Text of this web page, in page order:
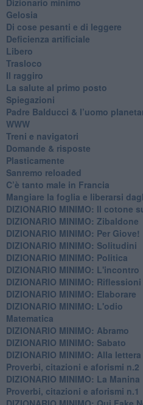
Gelosia
Di cose pesanti e di leggere
​Deficienza artificiale
Libero
Trasloco
Il raggiro
​La salute al primo posto
Spiegazioni
Padre Balducci & l’uomo
WWW
​Treni e navigatori
​Domande & risposte
​Plasticamente
Sanremo reloaded
C’è tanto male in Francia
​Mangiare la foglia e liberarsi
DIZIONARIO MINIMO: Il cotone
DIZIONARIO MINIMO: Zibaldone
DIZIONARIO MINIMO: Per Giove!
DIZIONARIO MINIMO: Solitudini
DIZIONARIO MINIMO: Politica
DIZIONARIO MINIMO: L'incontro
DIZIONARIO MINIMO:
DIZIONARIO MINIMO: Elaborare
DIZIONARIO MINIMO: L'odio
​Matematica
DIZIONARIO MINIMO: Abramo
DIZIONARIO MINIMO: Sabato
​DIZIONARIO MINIMO: Alla lettera
Proverbi, citazioni e aforismi n.2
DIZIONARIO MINIMO: La Manina
​Proverbi, citazioni e aforismi n.1